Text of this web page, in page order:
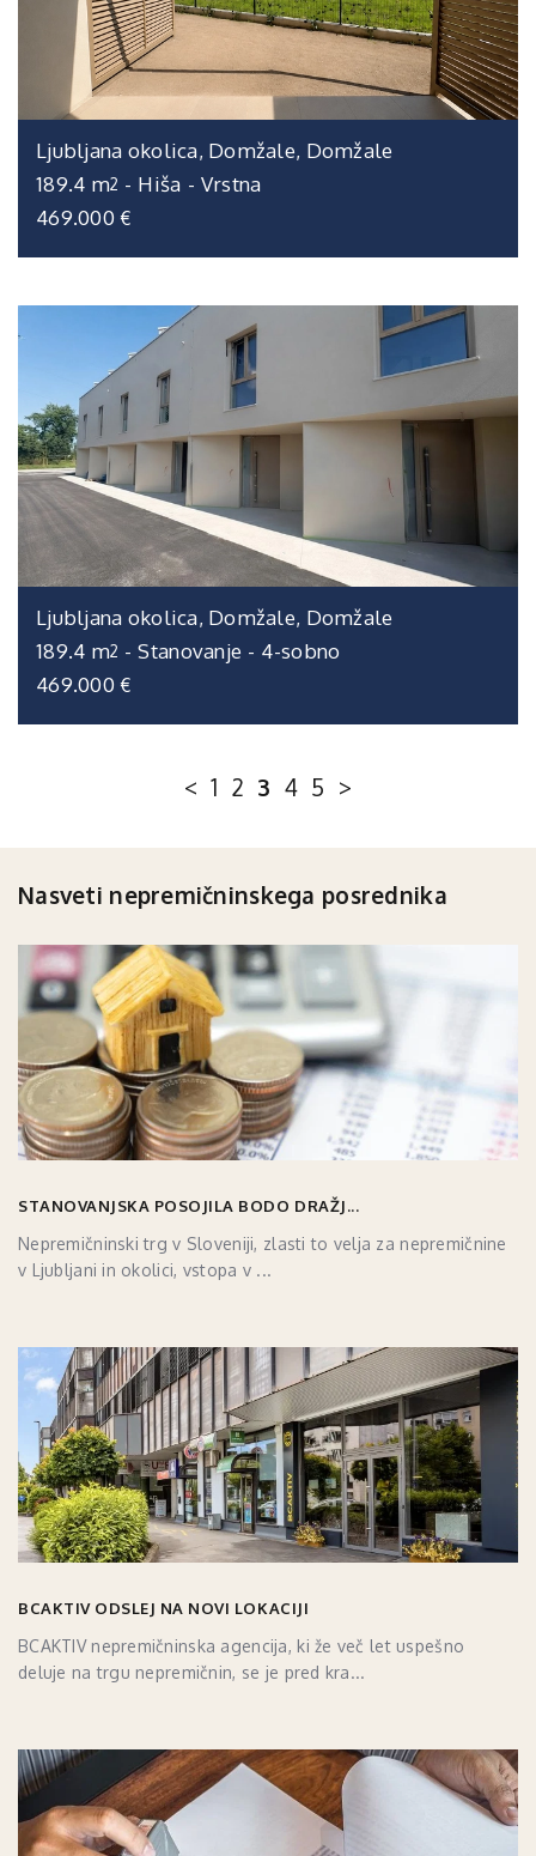
Ljubljana okolica, Domžale, Domžale
189.4 m2 - Hiša - Vrstna
469.000 €
Ljubljana okolica, Domžale, Domžale
189.4 m2 - Stanovanje - 4-sobno
469.000 €
< 1 2 3 4 5 >
Nasveti nepremičninskega posrednika
STANOVANJSKA POSOJILA BODO DRAŽJ...
Nepremičninski trg v Sloveniji, zlasti to velja za nepremičnine
v Ljubljani in okolici, vstopa v ...
BCAKTIV ODSLEJ NA NOVI LOKACIJI
BCAKTIV nepremičninska agencija, ki že več let uspešno
deluje na trgu nepremičnin, se je pred kra...